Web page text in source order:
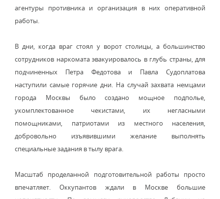
агентуры противника и организация в них оперативной
работы.
В дни, когда враг стоял у ворот столицы, а большинство
сотрудников наркомата эвакуировалось в глубь страны, для
подчиненных Петра Федотова и Павла Судоплатова
наступили самые горячие дни. На случай захвата немцами
города Москвы было создано мощное подполье,
укомплектованное чекистами, их негласными
помощниками, патриотами из местного населения,
добровольно изъявившими желание выполнять
специальные задания в тылу врага.
Масштаб проделанной подготовительной работы просто
впечатляет. Оккупантов ждали в Москве большие